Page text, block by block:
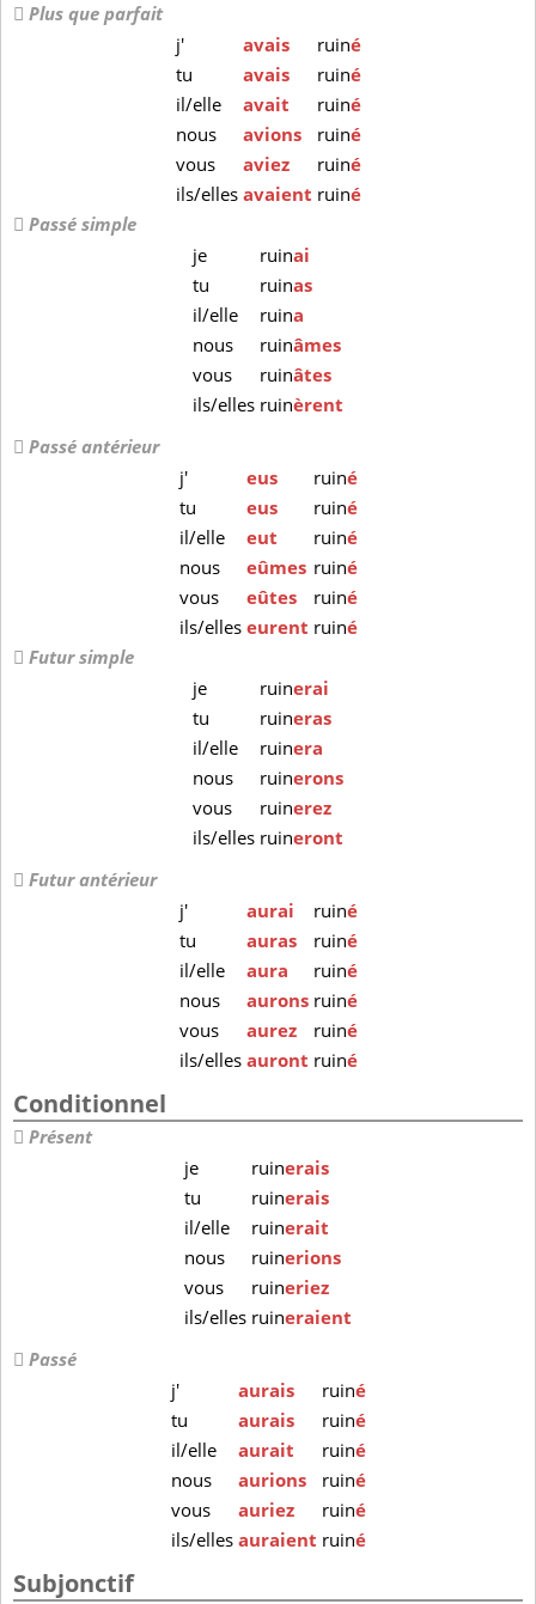
Plus que parfait
j'
avais ruiné
tu
avais ruiné
il/elle
avait ruiné
nous
avions ruiné
vous
aviez ruiné
ils/elles avaient ruiné
Passé simple
je
ruinai
tu
ruinas
il/elle
ruina
nous
ruinâmes
vous
ruinâtes
ils/elles ruinèrent
Passé antérieur
j'
eus ruiné
tu
eus ruiné
il/elle
eut ruiné
nous
eûmes ruiné
vous
eûtes ruiné
ils/elles eurent ruiné
Futur simple
je
ruinerai
tu
ruineras
il/elle
ruinera
nous
ruinerons
vous
ruinerez
ils/elles ruineront
Futur antérieur
j'
aurai ruiné
tu
auras ruiné
il/elle
aura ruiné
nous
aurons ruiné
vous
aurez ruiné
ils/elles auront ruiné
Conditionnel
Présent
je
ruinerais
tu
ruinerais
il/elle
ruinerait
nous
ruinerions
vous
ruineriez
ils/elles ruineraient
Passé
j'
aurais ruiné
tu
aurais ruiné
il/elle
aurait ruiné
nous
aurions ruiné
vous
auriez ruiné
ils/elles auraient ruiné
Subjonctif